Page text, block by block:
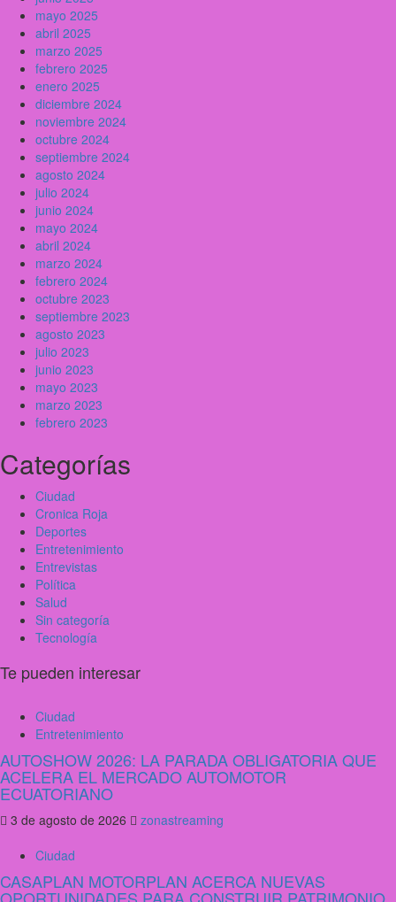
mayo 2025
abril 2025
marzo 2025
febrero 2025
enero 2025
diciembre 2024
noviembre 2024
octubre 2024
septiembre 2024
agosto 2024
julio 2024
junio 2024
mayo 2024
abril 2024
marzo 2024
febrero 2024
octubre 2023
septiembre 2023
agosto 2023
julio 2023
junio 2023
mayo 2023
marzo 2023
febrero 2023
Categorías
Ciudad
Cronica Roja
Deportes
Entretenimiento
Entrevistas
Política
Salud
Sin categoría
Tecnología
Te pueden interesar
Ciudad
Entretenimiento
AUTOSHOW 2026: LA PARADA OBLIGATORIA QUE
ACELERA EL MERCADO AUTOMOTOR
ECUATORIANO
3 de agosto de 2026
zonastreaming
Ciudad
CASAPLAN MOTORPLAN ACERCA NUEVAS